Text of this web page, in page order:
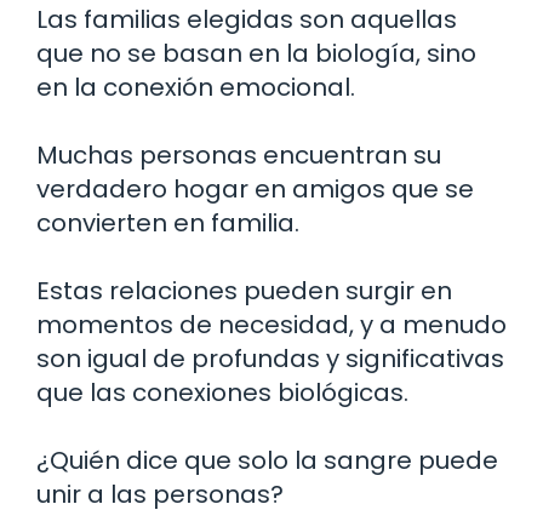
Las familias elegidas son aquellas
que no se basan en la biología, sino
en la conexión emocional.
Muchas personas encuentran su
verdadero hogar en amigos que se
convierten en familia.
Estas relaciones pueden surgir en
momentos de necesidad, y a menudo
son igual de profundas y significativas
que las conexiones biológicas.
¿Quién dice que solo la sangre puede
unir a las personas?